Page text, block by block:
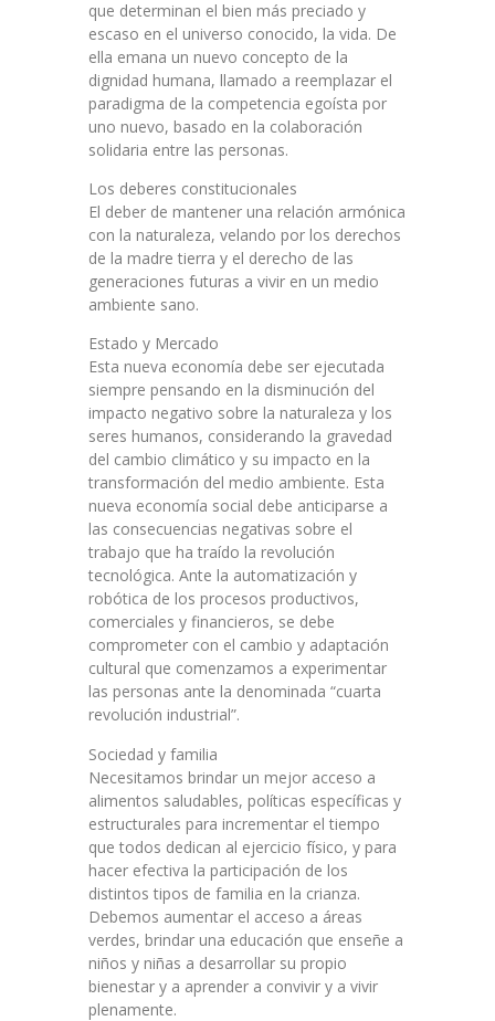
que determinan el bien más preciado y
escaso en el universo conocido, la vida. De
ella emana un nuevo concepto de la
dignidad humana, llamado a reemplazar el
paradigma de la competencia egoísta por
uno nuevo, basado en la colaboración
solidaria entre las personas.
Los deberes constitucionales
El deber de mantener una relación armónica
con la naturaleza, velando por los derechos
de la madre tierra y el derecho de las
generaciones futuras a vivir en un medio
ambiente sano.
Estado y Mercado
Esta nueva economía debe ser ejecutada
siempre pensando en la disminución del
impacto negativo sobre la naturaleza y los
seres humanos, considerando la gravedad
del cambio climático y su impacto en la
transformación del medio ambiente. Esta
nueva economía social debe anticiparse a
las consecuencias negativas sobre el
trabajo que ha traído la revolución
tecnológica. Ante la automatización y
robótica de los procesos productivos,
comerciales y financieros, se debe
comprometer con el cambio y adaptación
cultural que comenzamos a experimentar
las personas ante la denominada “cuarta
revolución industrial”.
Sociedad y familia
Necesitamos brindar un mejor acceso a
alimentos saludables, políticas específicas y
estructurales para incrementar el tiempo
que todos dedican al ejercicio físico, y para
hacer efectiva la participación de los
distintos tipos de familia en la crianza.
Debemos aumentar el acceso a áreas
verdes, brindar una educación que enseñe a
niños y niñas a desarrollar su propio
bienestar y a aprender a convivir y a vivir
plenamente.